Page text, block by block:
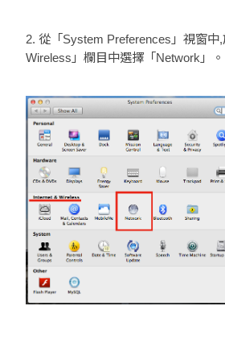
2. 從「System Preferences」視窗中
Wireless」欄目中選擇「Network」。